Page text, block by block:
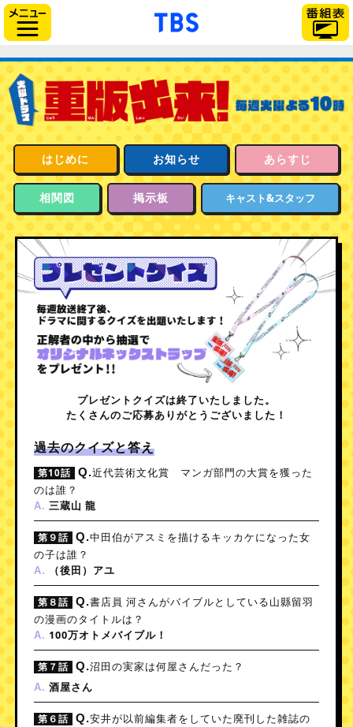
「TBSテレビ」トップ
はじめに お知らせ あらすじ
相関図 掲示板 キャスト&スタッフ
プレゼントクイズは終了いたしました。
たくさんのご応募ありがとうございました！
過去のクイズと答え
第10話 Q.近代芸術文化賞 マンガ部門の大賞を獲った
のは誰？
A. 三蔵山 龍
第９話 Q.中田伯がアスミを描けるキッカケになった女
の子は誰？
A. （後田）アユ
第８話 Q.書店員 河さんがバイブルとしている山縣留羽
の漫画のタイトルは？
A. 100万オトメバイブル！
第７話 Q.沼田の実家は何屋さんだった？
A. 酒屋さん
第６話 Q.安井が以前編集者をしていた廃刊した雑誌の